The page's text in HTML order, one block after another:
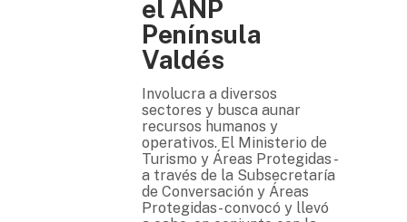
el ANP
Península
Valdés
Involucra a diversos
sectores y busca aunar
recursos humanos y
operativos. El Ministerio de
Turismo y Áreas Protegidas -
a través de la Subsecretaría
de Conversación y Áreas
Protegidas- convocó y llevó